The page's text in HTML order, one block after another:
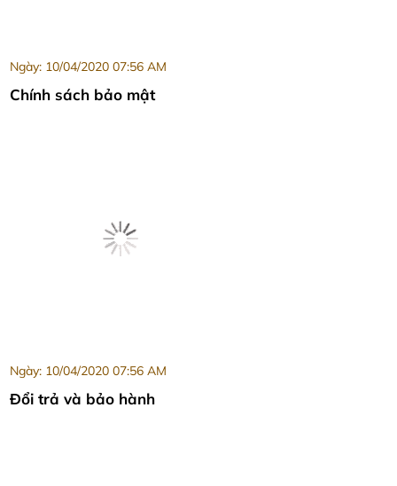
Ngày: 10/04/2020 07:56 AM
Chính sách bảo mật
Ngày: 10/04/2020 07:56 AM
Đổi trả và bảo hành